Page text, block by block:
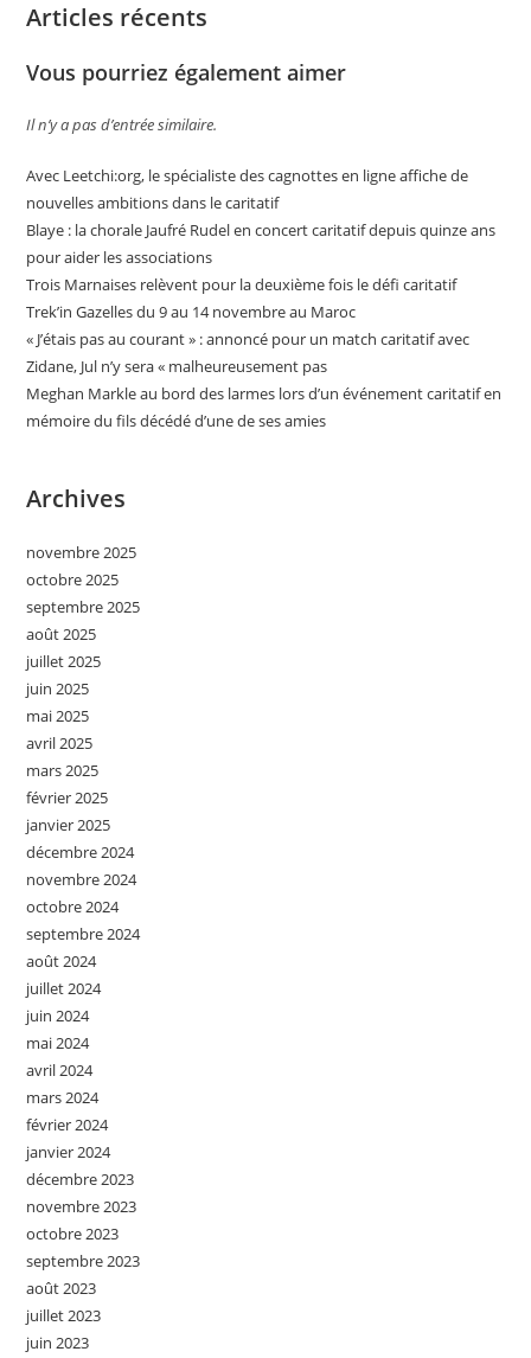
Articles récents
Vous pourriez également aimer
Il n’y a pas d’entrée similaire.
Avec Leetchi:org, le spécialiste des cagnottes en ligne affiche de
nouvelles ambitions dans le caritatif
Blaye : la chorale Jaufré Rudel en concert caritatif depuis quinze ans
pour aider les associations
Trois Marnaises relèvent pour la deuxième fois le défi caritatif
Trek’in Gazelles du 9 au 14 novembre au Maroc
« J’étais pas au courant » : annoncé pour un match caritatif avec
Zidane, Jul n’y sera « malheureusement pas
Meghan Markle au bord des larmes lors d’un événement caritatif en
mémoire du fils décédé d’une de ses amies
Archives
novembre 2025
octobre 2025
septembre 2025
août 2025
juillet 2025
juin 2025
mai 2025
avril 2025
mars 2025
février 2025
janvier 2025
décembre 2024
novembre 2024
octobre 2024
septembre 2024
août 2024
juillet 2024
juin 2024
mai 2024
avril 2024
mars 2024
février 2024
janvier 2024
décembre 2023
novembre 2023
octobre 2023
septembre 2023
août 2023
juillet 2023
juin 2023